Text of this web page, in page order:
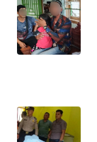
WN
BANTEN
WN
KEPRI